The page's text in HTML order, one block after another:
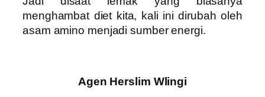
menghambat diet kita, kali ini dirubah oleh
asam amino menjadi sumber energi.
Agen Herslim Wlingi